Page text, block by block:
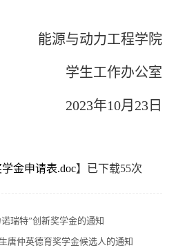
能源与动力工程学院
学生工作办公室
2023年10月 23 日
金申请表.doc】已下载55次
瑞特”创新奖学金的通知
唐仲英德育奖学金候选人的通知